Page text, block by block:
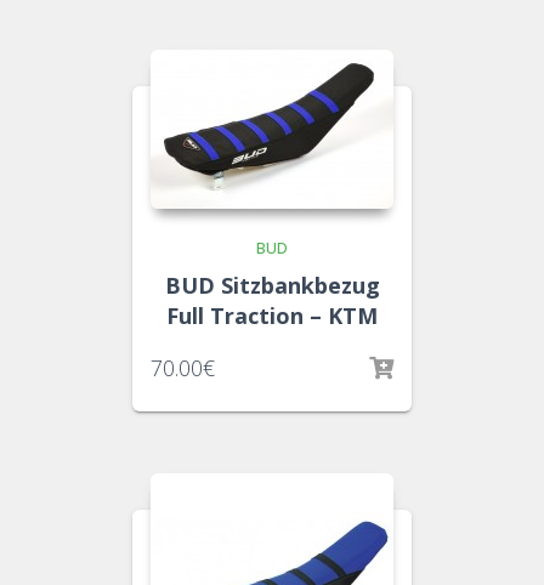
BUD
BUD Sitzbankbezug
Full Traction – KTM
70.00€